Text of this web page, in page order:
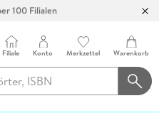
100 Filialen
Filiale Konto Merkzettel Warenkorb